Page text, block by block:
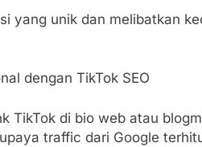
yang unik dan melibatkan
dengan TikTok SEO
TikTok di bio web atau
traffic dari Google